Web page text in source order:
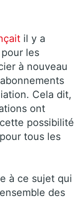
il y a
les
à nouveau
Cela dit,
ont
possibilité
tous les
à ce sujet qui
des